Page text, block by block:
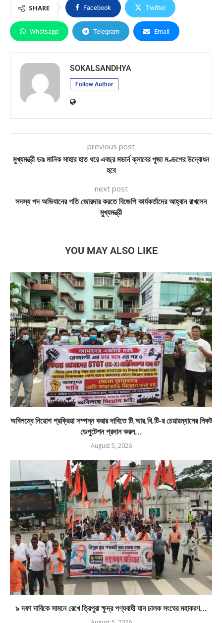
SHARE Facebook Twitter
Whatsapp Telegram Email
SOKALSANDHYA
Follow Author
previous post
মুখ্যমন্ত্রী ডাঃ মানিক সাহার হাত ধরে এবছর মডার্ন ক্লাবের পূজা মণ্ডপের উদ্বোধন
হবে
next post
সদস্য পদ অভিযানের গতি জোরদার করতে বিজেপি কার্যকর্তাদের আহ্বান রাখলেন
মুখ্যমন্ত্রী
YOU MAY ALSO LIKE
অবিলম্বে নিয়োগ প্রক্রিয়া সম্পন্ন করার দাবিতে টি.আর.বি.টি-র চেয়ারম্যানের নিকট
ডেপুটেশন প্রদান করল...
August 5, 2026
৯ দফা দাবিকে সামনে রেখে ত্রিপুরা ক্ষুদ্র পণ্যবাহী যান চালক সংঘের মহাকরণ...